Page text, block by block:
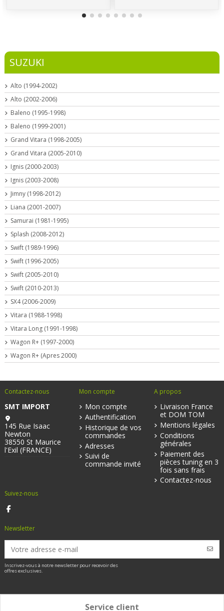
SUZUKI
Alto (1994-2002)
Alto (2002-2006)
Baleno (1995-1998)
Baleno (1999-2001)
Grand Vitara (1998-2005)
Grand Vitara (2005-2010)
Ignis (2000-2003)
Ignis (2003-2008)
Jimny (1998-2012)
Liana (2001-2007)
Samurai (1981-1995)
Splash (2008-2012)
Swift (1989-1996)
Swift (1996-2005)
Swift (2005-2010)
Swift (2010-2013)
SX4 (2006-2009)
Vitara (1988-1998)
Vitara Long (1991-1998)
Wagon R+ (1997-2000)
Wagon R+ (Apres 2000)
Contactez-nous
SMT IMPORT
145 Rue Isaac
Newton
38550 St Maurice
l'Exil (FRANCE)
Mon compte
Mon compte
Authentification
Historique de vos
commandes
Adresses
Suivi de
commande invité
A propos
Livraison France
et DOM TOM
Mentions légales
Conditions
générales
Paiement des
pièces tuning en 3
fois sans frais
Contactez-nous
Suivez-nous
Newsletter
Inscrivez-vous à notre newsletter pour recevoir des
offres exclusives.
Service client